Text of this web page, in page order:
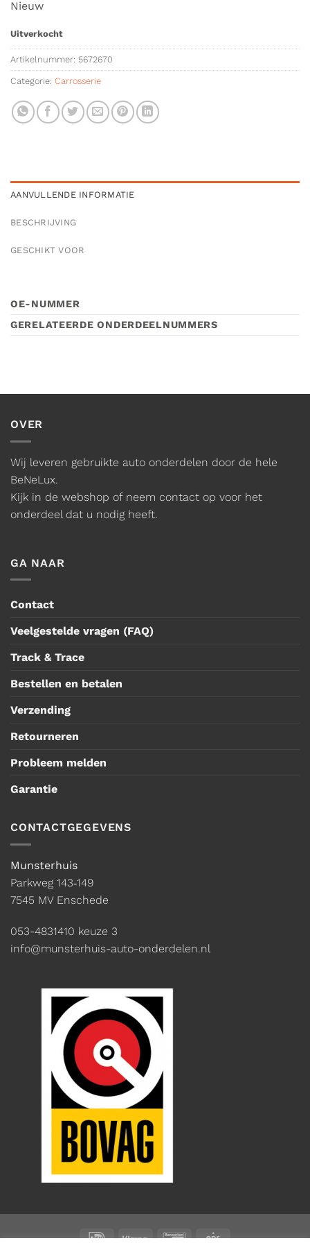
Nieuw
Uitverkocht
Artikelnummer: 5672670
Categorie: Carrosserie
AANVULLENDE INFORMATIE
BESCHRIJVING
GESCHIKT VOOR
OE-NUMMER
GERELATEERDE ONDERDEELNUMMERS
OVER
Wij leveren gebruikte auto onderdelen door de hele
BeNeLux.
Kijk in de webshop of neem contact op voor het
onderdeel dat u nodig heeft.
GA NAAR
Contact
Veelgestelde vragen (FAQ)
Track & Trace
Bestellen en betalen
Verzending
Retourneren
Probleem melden
Garantie
CONTACTGEGEVENS
Munsterhuis
Parkweg 143‑149
7545 MV Enschede
053-4831410 keuze 3
info@munsterhuis-auto-onderdelen.nl